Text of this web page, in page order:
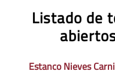
Listado de
Estanco Nieves